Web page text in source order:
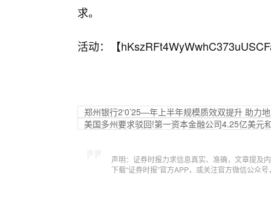
求。
活动：【
郑州银行2‘0’25—年上半年规模质效双提升 助力
美国多州要求驳回!第一资本金融公司4.25亿美元
声明：证券时报力求信息真实、准确，文章提及
下载“证券时报”官方APP，或关注官方微信公众